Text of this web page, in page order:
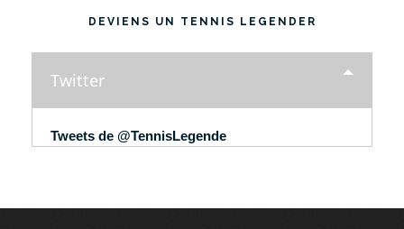
DEVIENS UN TENNIS LEGENDER
Twitter
Tweets de @TennisLegende